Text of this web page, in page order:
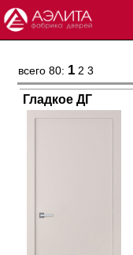
всего 80: 1 2 3
Гладкое ДГ